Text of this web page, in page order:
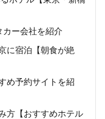
カー会社を紹介
に宿泊【朝食が絶
め予約サイトを紹
方【おすすめホテル